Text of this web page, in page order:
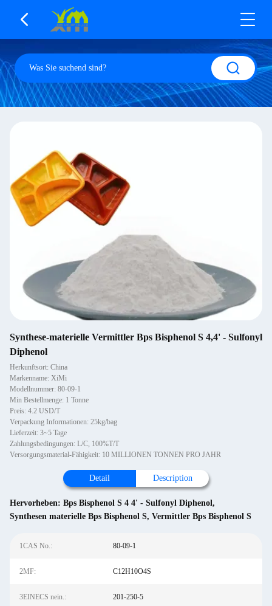
Synthese-materielle Vermittler Bps Bisphenol S 4,4' - Sulfonyl
Diphenol
Herkunftsort: China
Markenname: XiMi
Modellnummer: 80-09-1
Min Bestellmenge: 1 Tonne
Preis: 4.2 USD/T
Verpackung Informationen: 25kg/bag
Lieferzeit: 3~5 Tage
Zahlungsbedingungen: L/C, 100%T/T
Versorgungsmaterial-Fähigkeit: 10 MILLIONEN TONNEN PRO JAHR
Detail Description
Hervorheben: Bps Bisphenol S 4 4' - Sulfonyl Diphenol,
Synthesen materielle Bps Bisphenol S, Vermittler Bps Bisphenol S
1CAS No.: 80-09-1
2MF: C12H10O4S
3EINECS nein.: 201-250-5